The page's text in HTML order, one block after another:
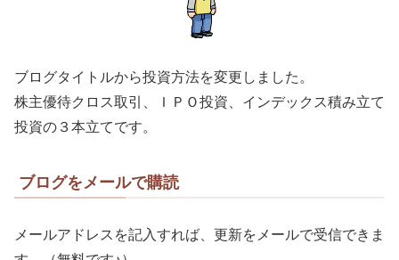
ブログタイトルから投資方法を変更しました。
株主優待クロス取引、ＩＰＯ投資、インデックス積み立て
投資の３本立てです。
ブログをメールで購読
メールアドレスを記入すれば、更新をメールで受信できま